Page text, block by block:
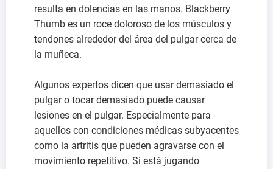
resulta en dolencias en las manos. Blackberry
Thumb es un roce doloroso de los músculos y
tendones alrededor del área del pulgar cerca de
la muñeca.
Algunos expertos dicen que usar demasiado el
pulgar o tocar demasiado puede causar
lesiones en el pulgar. Especialmente para
aquellos con condiciones médicas subyacentes
como la artritis que pueden agravarse con el
movimiento repetitivo. Si está jugando